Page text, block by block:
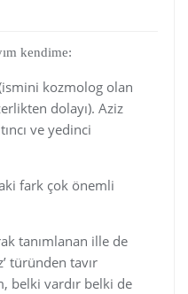
kendime:
kozmolog olan
dolayı). Aziz
ve yedinci
fark çok önemli
tanımlanan ille de
türünden tavır
belki vardır belki de